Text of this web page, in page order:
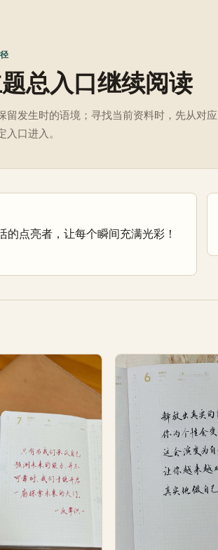
总入口继续阅读
留发生时的语境；寻找当前资料时，先从对应
入口进入。
的点亮者，让每个瞬间充满光彩！